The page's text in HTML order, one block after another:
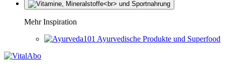
Mehr Inspiration
Ayurvedische Produkte und Superfood